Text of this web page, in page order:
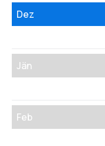
Dez
Jän
Feb